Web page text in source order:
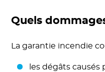
Quels
La garantie incendie
les dégâts causés